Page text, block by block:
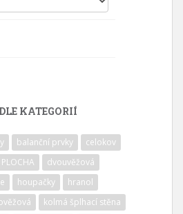
KATEGORIÍ
balanční prvky
celokov
dvouvěžová
houpačky
hranol
kolmá šplhací stěna